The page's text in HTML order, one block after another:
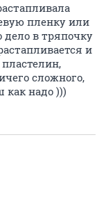
пленку или
дело в тряпочку
и
сложного,
надо )))